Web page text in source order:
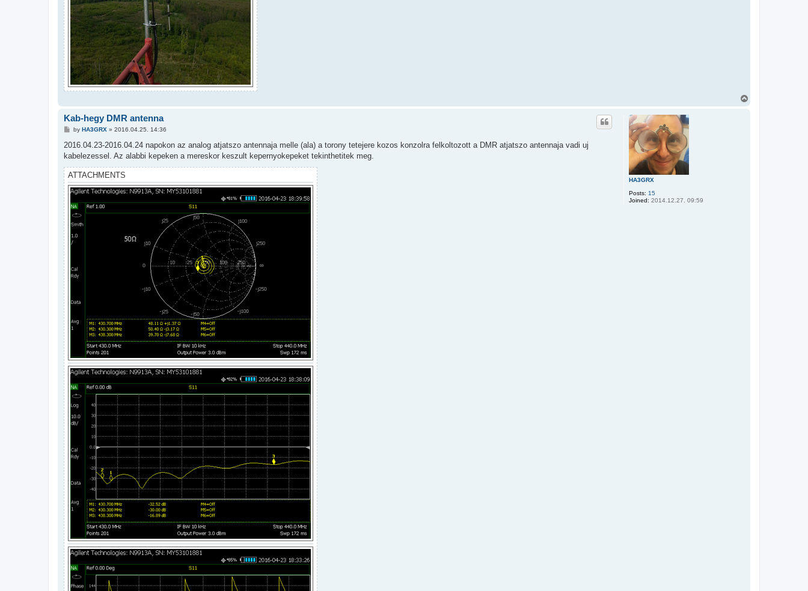
HA3GRX
Posts: 15
Joined: 2014.12.27. 09:59
Kab-hegy DMR antenna
P
s
by HA3GRX» 2016.04.25. 14:36
2016.04.23-2016.04.24 napokon az analog atjatszo antennaja melle (ala) a torony tetejere kozos konzolra felkoltozott a DMR atjatszo antennaja vadi uj
kabelezessel. Az alabbi kepeken a mereskor keszult kepernyokepeket tekinthetitek meg.
ATTACHMENTS